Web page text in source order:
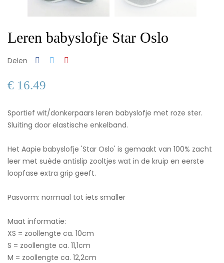
Leren babyslofje Star Oslo
Delen
€ 16.49
Sportief wit/donkerpaars leren babyslofje met roze ster.
Sluiting door elastische enkelband.
Het Aapie babyslofje 'Star Oslo' is gemaakt van 100% zacht
leer met suède antislip zooltjes wat in de kruip en eerste
loopfase extra grip geeft.
Pasvorm: normaal tot iets smaller
Maat informatie:
XS = zoollengte ca. 10cm
S = zoollengte ca. 11,1cm
M = zoollengte ca. 12,2cm